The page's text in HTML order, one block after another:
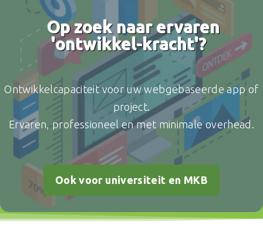
Op zoek naar ervaren
'ontwikkel-kracht'?
Ontwikkelcapaciteit voor uw webgebaseerde app of
project.
Ervaren, professioneel en met minimale overhead.
Ook voor universiteit en MKB